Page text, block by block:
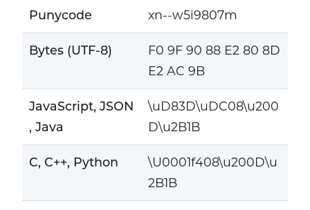
Punycode xn--w5i9807m
Bytes (UTF-8)
F0 9F 90 88 E2 80 8D
E2 AC 9B
JavaScript, JSON
, Java
\uD83D\uDC08\u200
D\u2B1B
C, C++, Python
\U0001f408\u200D\u
2B1B